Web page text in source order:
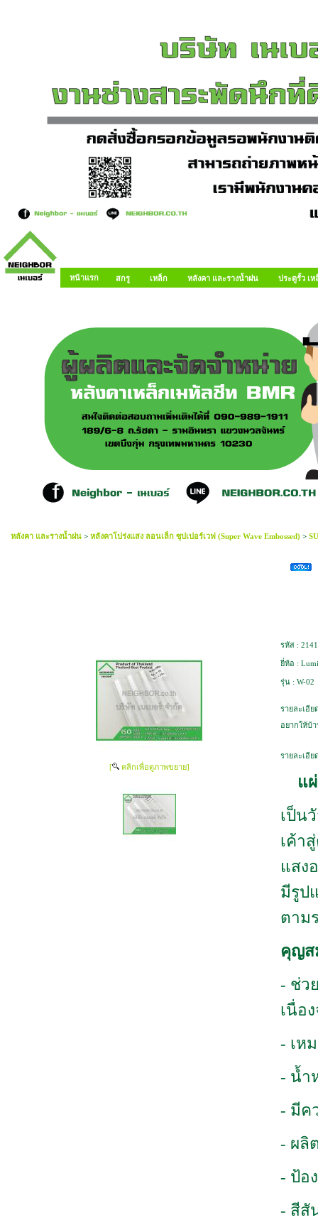
หน้าแรก สกรู เหล็ก หลังคา และรางน้ำฝน ประตูรั้ว เ
หลังคา และรางน้ำฝน > หลังคาโปร่งแสง ลอนเล็ก ซุปเปอร์เวฟ (Super Wave Embossed) >
[ คลิกเพื่อดูภาพขยาย]
รหัส :
ยี่ห้อ :
รุ่น : W-02
รายละเอีย
อยากให้บ้า
รายละเอีย
แ
เป็น
เค้า
แสง
มีรูป
ตาม
คุญส
- ช่ว
เนื่อ
- เห
- น้ำ
- มีค
- ผลิ
- ป้อ
- สีสั